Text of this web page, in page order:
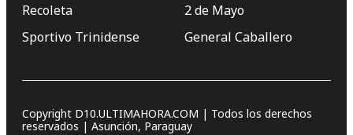
Recoleta
Sportivo Trinidense
2 de Mayo
General Caballero
Copyright D10.ULTIMAHORA.COM | Todos los derechos
reservados | Asunción, Paraguay